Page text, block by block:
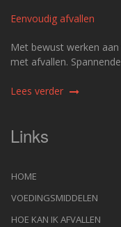
Eenvoudig afvallen
Met bewust werken
met afvallen.
Lees verder
Links
HOME
VOEDINGSMIDDELEN
HOE KAN IK AFVALLEN